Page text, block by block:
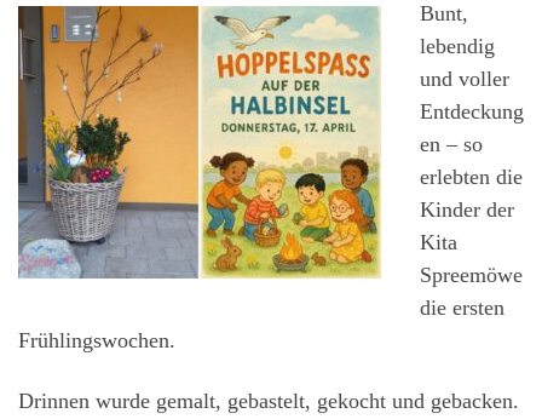
Bunt,
lebendig
und voller
Entdeckung
en – so
erlebten die
Kinder der
Kita
Spreemöwe
die ersten
Frühlingswochen.
Drinnen wurde gemalt, gebastelt, gekocht und gebacken.